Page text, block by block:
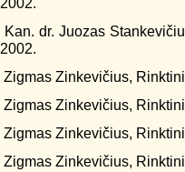
Kan. dr. Juozas
2002.
Zigmas Zinkevičius,
Zigmas Zinkevičius,
Zigmas Zinkevičius,
Zigmas Zinkevičius,